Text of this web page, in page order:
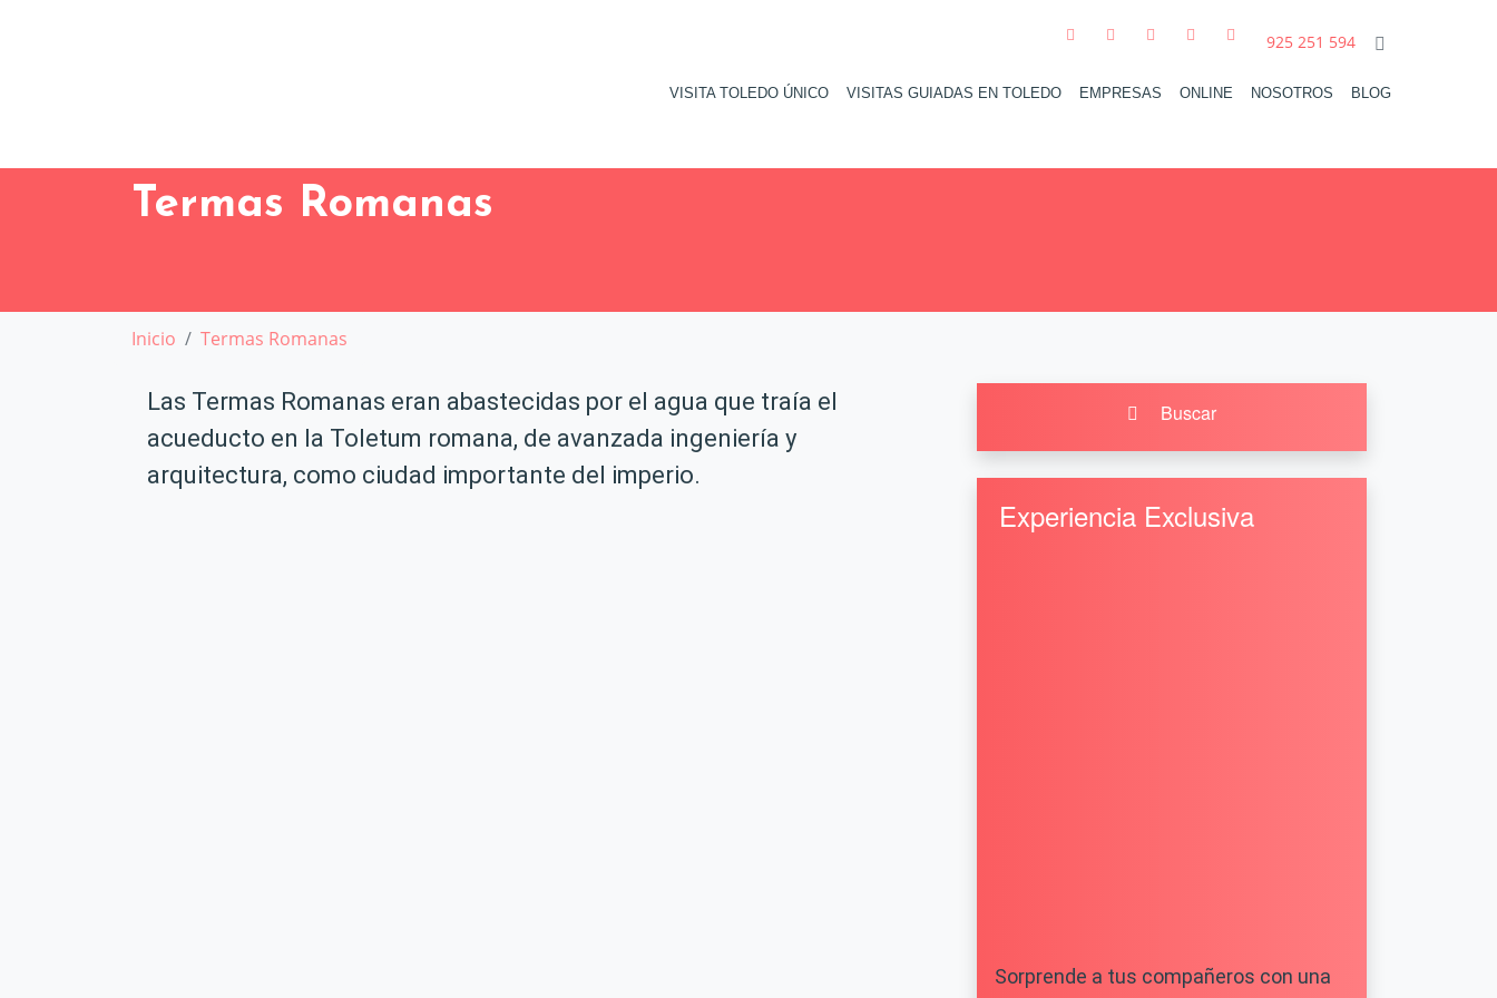
925 251 594
VISITA TOLEDO ÚNICO VISITAS GUIADAS EN TOLEDO EMPRESAS ONLINE NOSOTROS BLOG
Termas Romanas
Inicio Termas Romanas
Las Termas Romanas eran abastecidas por el agua que traía el
acueducto en la Toletum romana, de avanzada ingeniería y
arquitectura, como ciudad importante del imperio.
Buscar
Experiencia Exclusiva
Sorprende a tus compañeros con una